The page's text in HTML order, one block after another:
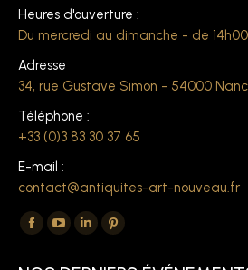
Heures d'ouverture :
Du mercredi au dimanche - de
Adresse
34, rue Gustave Simon - 54000
Téléphone :
+33 (0)3 83 30 37 65
E-mail :
contact@antiquites-art-nouveau.fr
Trouvez nous sur :
La
La
La
La